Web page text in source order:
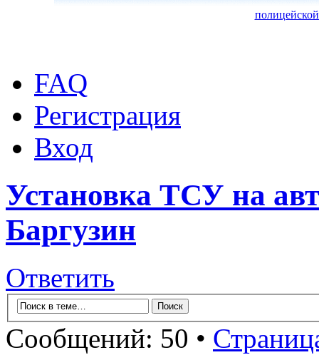
FAQ
Регистрация
Вход
Установка ТСУ на
Баргузин
Ответить
Сообщений: 50 •